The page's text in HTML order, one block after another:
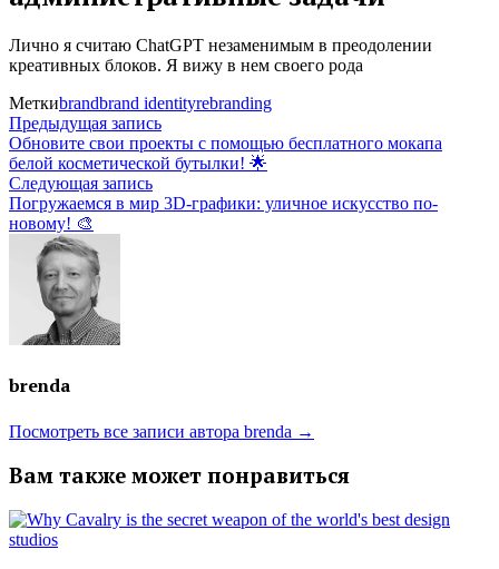
Лично я считаю ChatGPT незаменимым в преодолении
креативных блоков. Я вижу в нем своего рода
Меткиbrandbrand identityrebranding
Навигация
по
записям
Предыдущая записьПредыдущая
запись:
Обновите свои проекты с помощью бесплатного мокапа
белой косметической бутылки! 🌟
Следующая записьСледующая
запись:
Погружаемся в мир 3D-графики: уличное искусство по-
новому! 🎨
brenda
Посмотреть все записи автора brenda →
Вам также может понравиться